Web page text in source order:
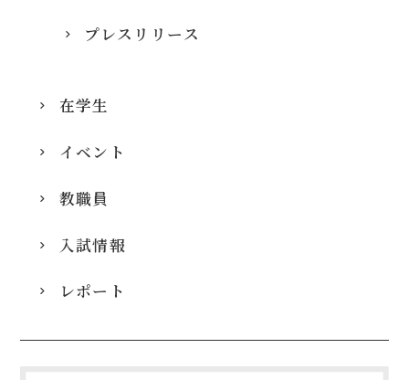
プレスリリース
在学生
イベント
教職員
入試情報
レポート